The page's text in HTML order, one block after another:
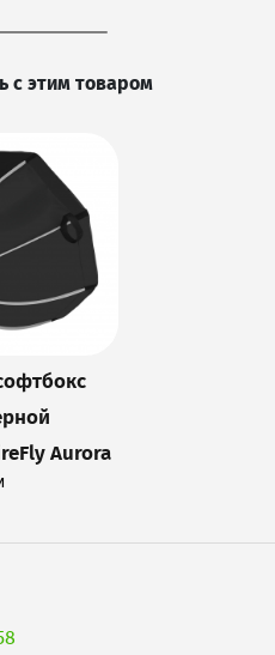
с этим товаром
Aurora